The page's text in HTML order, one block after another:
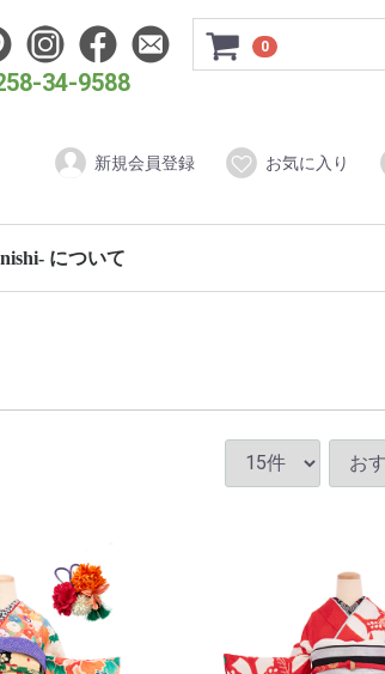
34-9588
0
新規会員登録 お気に入り
について